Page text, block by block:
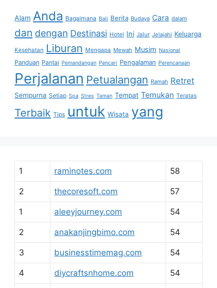
Alam Anda Bagaimana Bali Berita Budaya Cara dalam
dan dengan Destinasi Hotel Ini Jalur Jelajahi Keluarga
Kesehatan Liburan Mengapa Mewah Musim Nasional
Panduan Pantai Pemandangan Pencari Pengalaman Perencanaan
Perjalanan Petualangan Ramah Retret
Sempurna Setiap Spa Stres Taman Tempat Temukan Teratas
Terbaik Tips untuk Wisata yang
1 raminotes.com 58
2 thecoresoft.com 57
1 aleeyjourney.com 54
2 anakanjingbimo.com 54
3 businesstimemag.com 54
4 diycraftsnhome.com 54